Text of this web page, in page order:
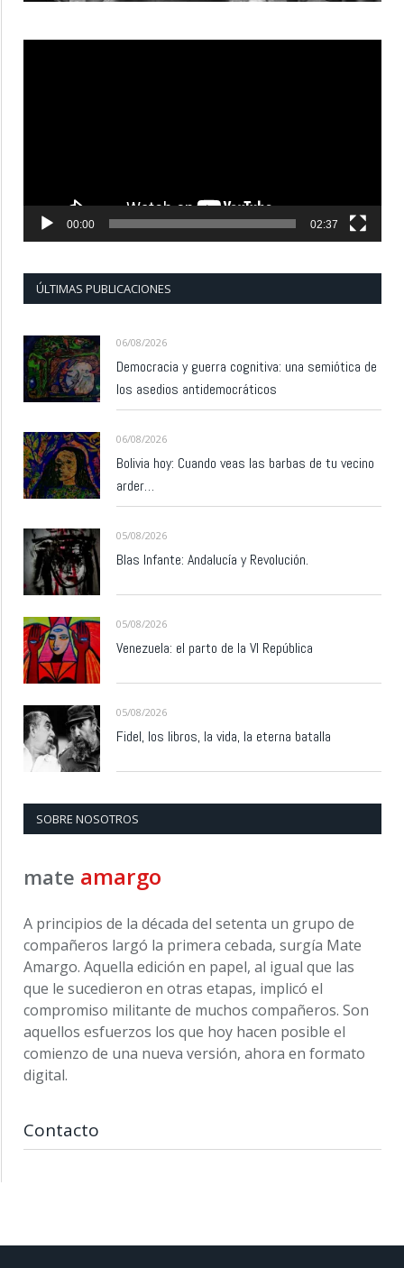
00:00 02:37
ÚLTIMAS PUBLICACIONES
06/08/2026
Democracia y guerra cognitiva: una semiótica de
los asedios antidemocráticos
06/08/2026
Bolivia hoy: Cuando veas las barbas de tu vecino
arder…
05/08/2026
Blas Infante: Andalucía y Revolución.
05/08/2026
Venezuela: el parto de la VI República
05/08/2026
Fidel, los libros, la vida, la eterna batalla
SOBRE NOSOTROS
mate amargo
A principios de la década del setenta un grupo de
compañeros largó la primera cebada, surgía Mate
Amargo. Aquella edición en papel, al igual que las
que le sucedieron en otras etapas, implicó el
compromiso militante de muchos compañeros. Son
aquellos esfuerzos los que hoy hacen posible el
comienzo de una nueva versión, ahora en formato
digital.
Contacto